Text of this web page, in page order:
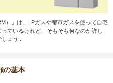
）」は、LPガスや都市ガスを使って自宅
ているけれど、そもそも何なのか詳し
ょう...
の基本